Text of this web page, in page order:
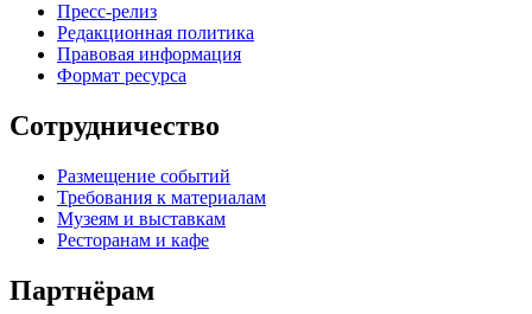
Пресс-релиз
Редакционная политика
Правовая информация
Формат ресурса
Сотрудничество
Размещение событий
Требования к материалам
Музеям и выставкам
Ресторанам и кафе
Партнёрам